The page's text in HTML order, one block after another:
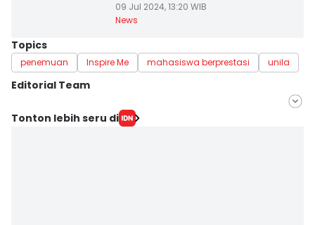
09 Jul 2024, 13:20 WIB
News
Topics
penemuan Inspire Me mahasiswa berprestasi unila
Editorial Team
Editor
Tonton lebih seru di